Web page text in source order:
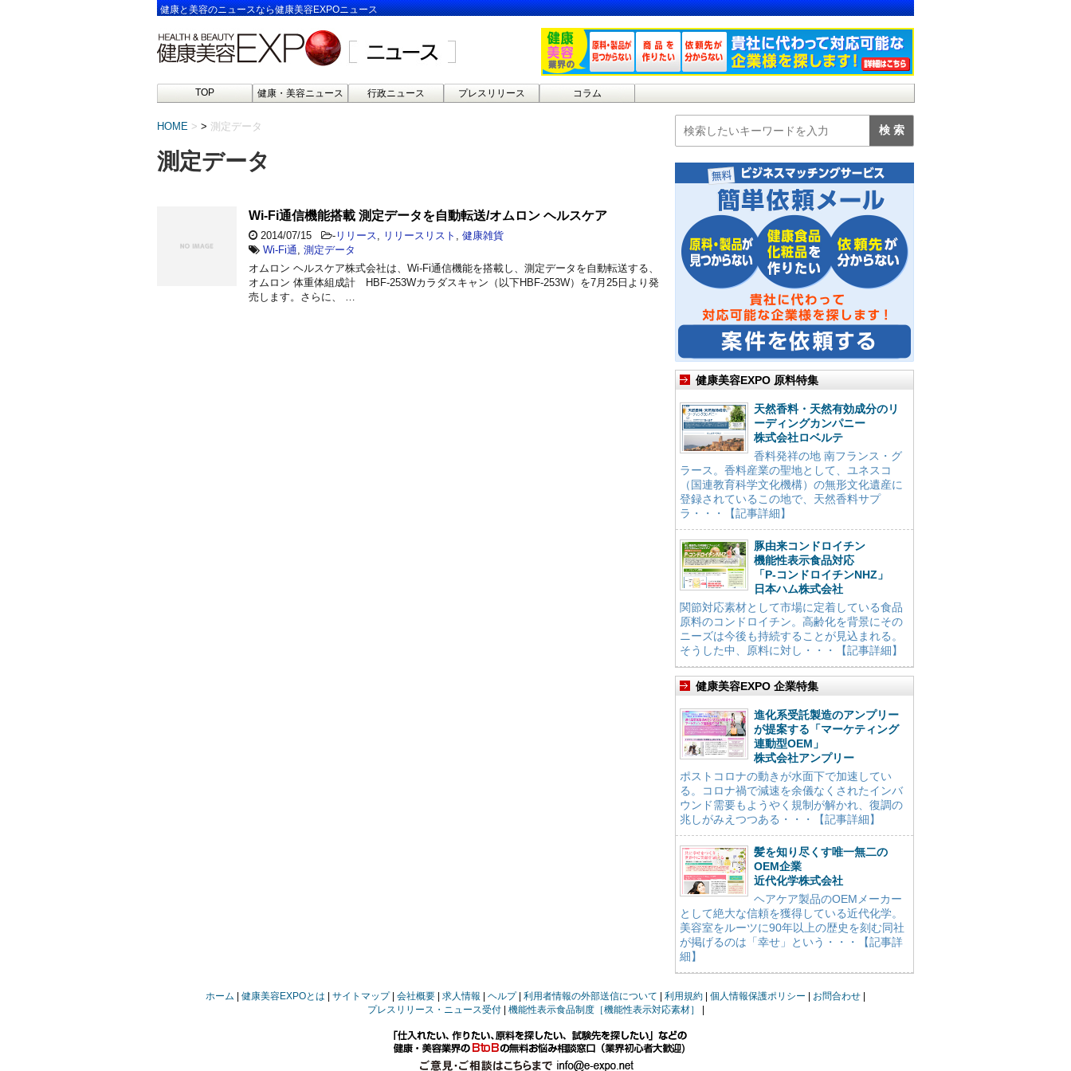
健康と美容のニュースなら健康美容EXPOニュース
TOP 健康・美容ニュース 行政ニュース プレスリリース コラム
HOME > 測定データ
測定データ
Wi-Fi通信機能搭載 測定データを自動転送/オムロン ヘルスケア
2014/07/15 - リリース リリースリスト
健康雑貨
Wi-Fi通 測定データ
オムロン ヘルスケア株式会社は、Wi-Fi通信機能を搭載し、測定データを自動転送する、
オムロン 体重体組成計 HBF-253Wカラダスキャン（以下HBF-253W）を7月25日より発
売します。さらに、 …
健康美容EXPO 原料特集
天然香料・天然有効成分のリ
ーディングカンパニー
株式会社ロベルテ
香料発祥の地 南フランス・グ
ラース。香料産業の聖地として、ユネスコ
（国連教育科学文化機構）の無形文化遺産に
登録されているこの地で、天然香料サプ
ラ・・・【記事詳細】
豚由来コンドロイチン
機能性表示食品対応
「P-コンドロイチンNHZ」
日本ハム株式会社
関節対応素材として市場に定着している食品
原料のコンドロイチン。高齢化を背景にその
ニーズは今後も持続することが見込まれる。
そうした中、原料に対し・・・【記事詳細】
健康美容EXPO 企業特集
進化系受託製造のアンプリー
が提案する「マーケティング
連動型OEM」
株式会社アンプリー
ポストコロナの動きが水面下で加速してい
る。コロナ禍で減速を余儀なくされたインバ
ウンド需要もようやく規制が解かれ、復調の
兆しがみえつつある・・・【記事詳細】
髪を知り尽くす唯一無二の
OEM企業
近代化学株式会社
ヘアケア製品のOEMメーカー
として絶大な信頼を獲得している近代化学。
美容室をルーツに90年以上の歴史を刻む同社
が掲げるのは「幸せ」という・・・【記事詳
細】
ホーム 健康美容EXPOとは サイトマップ 会社概要 求人情報 ヘルプ 利用者情報の外部送信について 利用規約 個人情報保護ポリシー
お問合わせ
プレスリリース・ニュース受付
機能性表示食品制度［機能性表示対応素材］